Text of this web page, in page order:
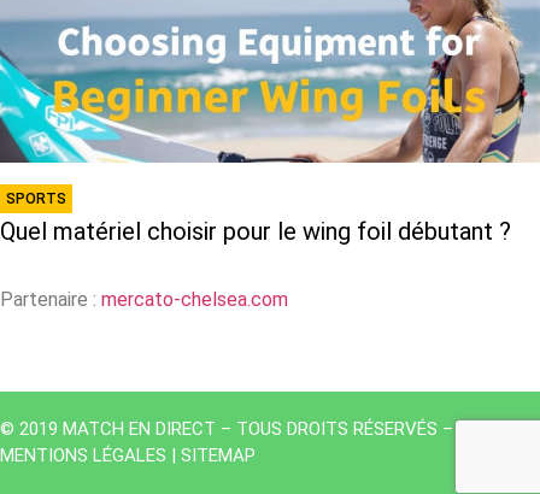
SPORTS
Quel matériel choisir pour le wing foil débutant ?
Partenaire : mercato-chelsea.com
© 2019 MATCH EN DIRECT – TOUS DROITS RÉSERVÉS – |
MENTIONS LÉGALES | SITEMAP